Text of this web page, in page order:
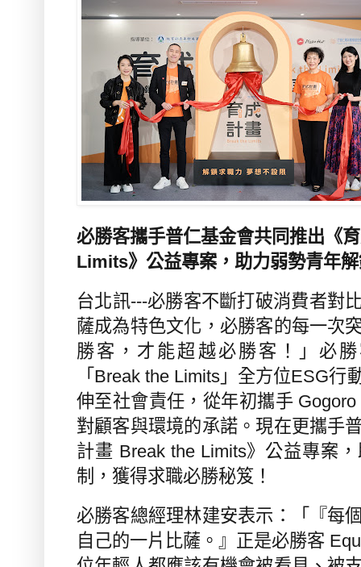
必勝客攜手普仁基金會共同推出《
Limits》公益專案，助力弱勢青年
台北訊---必勝客不斷打破消費者對
薩成為特色文化，必勝客的每一次
勝客，才能超越必勝客！」必
「 Break the Limits 」全方位ESG行
伸至社會責任， 從年初攜手 Gogoro
對顧客與環境的承諾。現在更攜手
計畫 Break the Limits》公益專案
制，獲得求職必勝秘笈！
必勝客總經理林建安表示：「『每
自己的一片比薩。』正是必勝客